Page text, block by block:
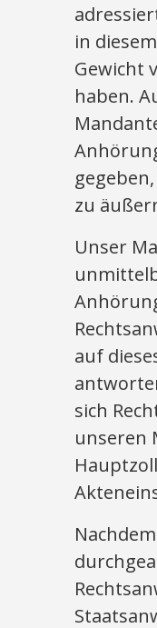
in
Gewicht
haben.
zu
Unser
auf
sich
unseren